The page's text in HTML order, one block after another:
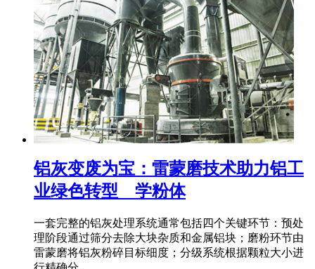
铝灰变废为宝：雷蒙磨技术助力铝工
业绿色转型 _ 学粉体
一套完整的铝灰处理系统通常包括四个关键环节：预处
理阶段通过筛分去除大块杂质和金属铝块；磨粉环节由
雷蒙磨将铝灰粉碎目标细度；分级系统根据颗粒大小进